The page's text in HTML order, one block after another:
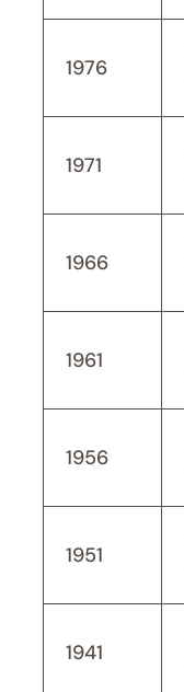
1976
1971
1966
1961
1956
1951
1941